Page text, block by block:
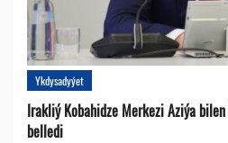
Ykdysadyýet
Irakliý Kobahidze Merkezi Aziýa
belledi